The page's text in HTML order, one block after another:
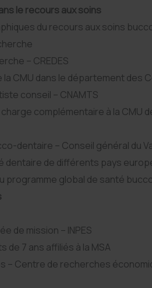
le recours aux soins
du recours aux soins
– CREDES
CMU dans le département des
conseil – CNAMTS
complémentaire à la CMU
dentaire – Conseil général du
dentaire de différents pays
programme global de santé
de mission – INPES
7 ans affiliés à la MSA
– Centre de recherches